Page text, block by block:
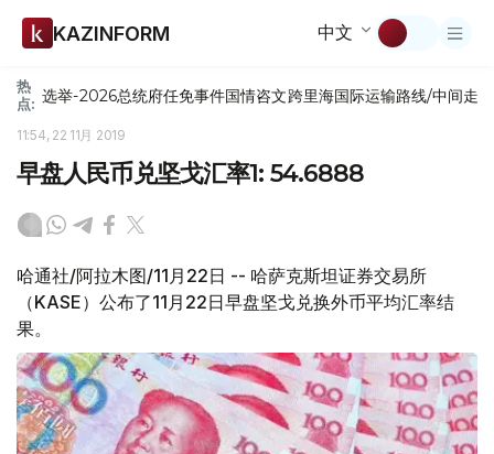
KAZINFORM 中文
热
点: 选举-2026总统府任免事件国情咨文跨里海国际运输路线/中间走廊
11:54, 22 11月 2019
早盘人民币兑坚戈汇率1: 54.6888
哈通社/阿拉木图/11月22日 -- 哈萨克斯坦证券交易所
（KASE）公布了11月22日早盘坚戈兑换外币平均汇率结
果。